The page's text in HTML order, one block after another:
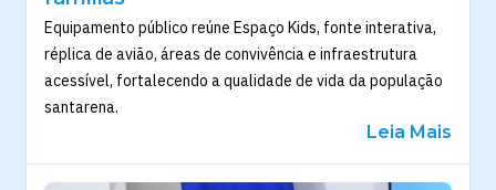
Equipamento público reúne Espaço Kids, fonte interativa,
réplica de avião, áreas de convivência e infraestrutura
acessível, fortalecendo a qualidade de vida da população
santarena.
Leia Mais